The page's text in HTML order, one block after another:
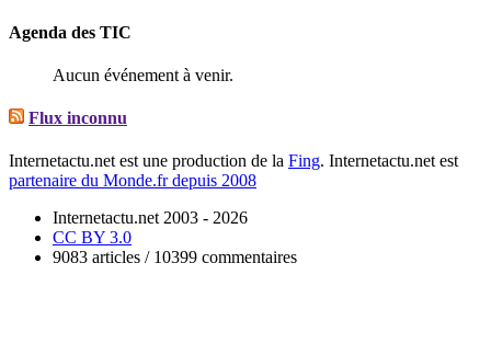
Agenda des TIC
Aucun événement à venir.
Flux inconnu
Internetactu.net est une production de la Fing. Internetactu.net est
partenaire du Monde.fr depuis 2008
Internetactu.net 2003 - 2026
CC BY 3.0
9083 articles / 10399 commentaires